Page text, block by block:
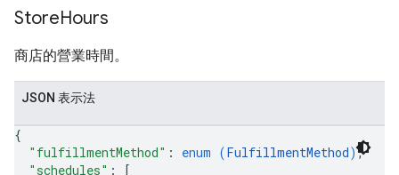
StoreHours
商店的營業時間。
JSON 表示法
{
"fulfillmentMethod" : enum (FulfillmentMethod),
"schedules" :
[